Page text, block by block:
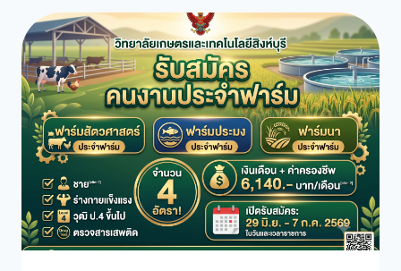
มี
สิทธิ
สอบ
ตำแหน่ง
ครู
อัตรา
จ้าง
แผนก
วิชา
ศาสตร์
และ
คน
งาน
ประจำ